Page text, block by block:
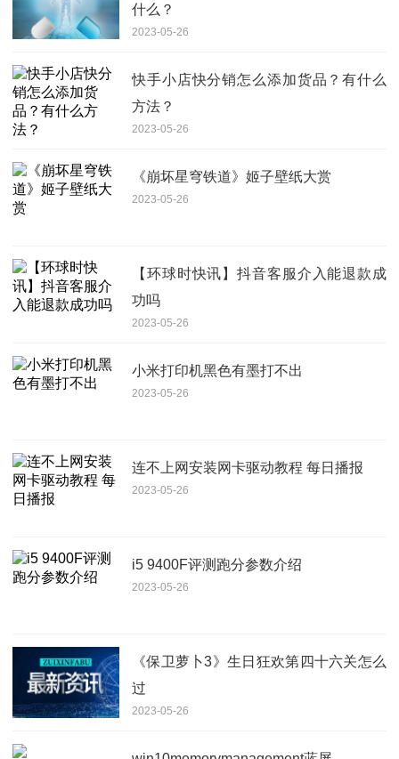
什么？
2023-05-26
快手小店快分销怎么添加货品？有什么
方法？
2023-05-26
《崩坏星穹铁道》姬子壁纸大赏
2023-05-26
【环球时快讯】抖音客服介入能退款成
功吗
2023-05-26
小米打印机黑色有墨打不出
2023-05-26
连不上网安装网卡驱动教程 每日播报
2023-05-26
i5 9400F评测跑分参数介绍
2023-05-26
《保卫萝卜3》生日狂欢第四十六关怎么
过
2023-05-26